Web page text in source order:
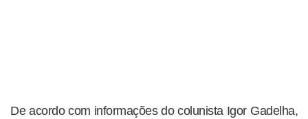
De acordo com informações do colunista Igor Gadelha,